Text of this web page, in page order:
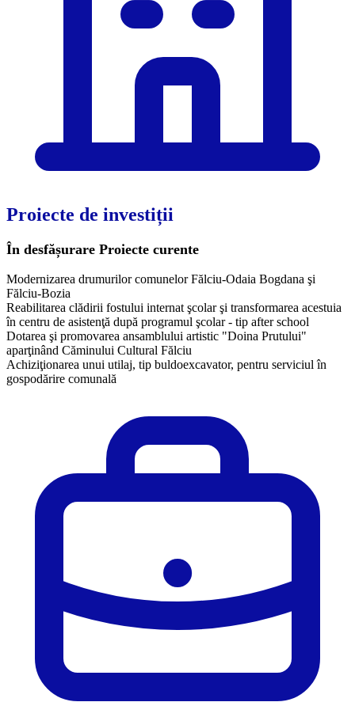
Proiecte de investiții
În desfășurare Proiecte curente
Modernizarea drumurilor comunelor Fălciu-Odaia Bogdana şi
Fălciu-Bozia
Reabilitarea clădirii fostului internat şcolar şi transformarea acestuia
în centru de asistenţă după programul şcolar - tip after school
Dotarea şi promovarea ansamblului artistic "Doina Prutului"
aparţinând Căminului Cultural Fălciu
Achiziţionarea unui utilaj, tip buldoexcavator, pentru serviciul în
gospodărire comunală